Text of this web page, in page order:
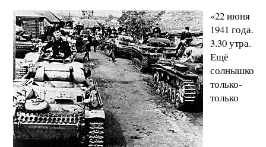
«22 июня
1941 года.
3.30 утра.
Ещё
солнышко
только-
только